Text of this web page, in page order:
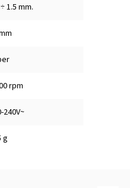
1.5 mm.
rpm
240V~
g